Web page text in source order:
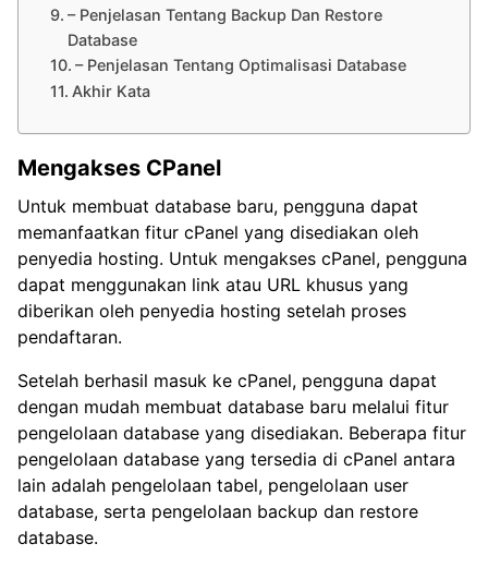
– Penjelasan Tentang Backup Dan Restore
Database
– Penjelasan Tentang Optimalisasi Database
Akhir Kata
Mengakses CPanel
Untuk membuat database baru, pengguna dapat
memanfaatkan fitur cPanel yang disediakan oleh
penyedia hosting. Untuk mengakses cPanel, pengguna
dapat menggunakan link atau URL khusus yang
diberikan oleh penyedia hosting setelah proses
pendaftaran.
Setelah berhasil masuk ke cPanel, pengguna dapat
dengan mudah membuat database baru melalui fitur
pengelolaan database yang disediakan. Beberapa fitur
pengelolaan database yang tersedia di cPanel antara
lain adalah pengelolaan tabel, pengelolaan user
database, serta pengelolaan backup dan restore
database.